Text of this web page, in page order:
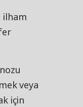
ilham
veya
için